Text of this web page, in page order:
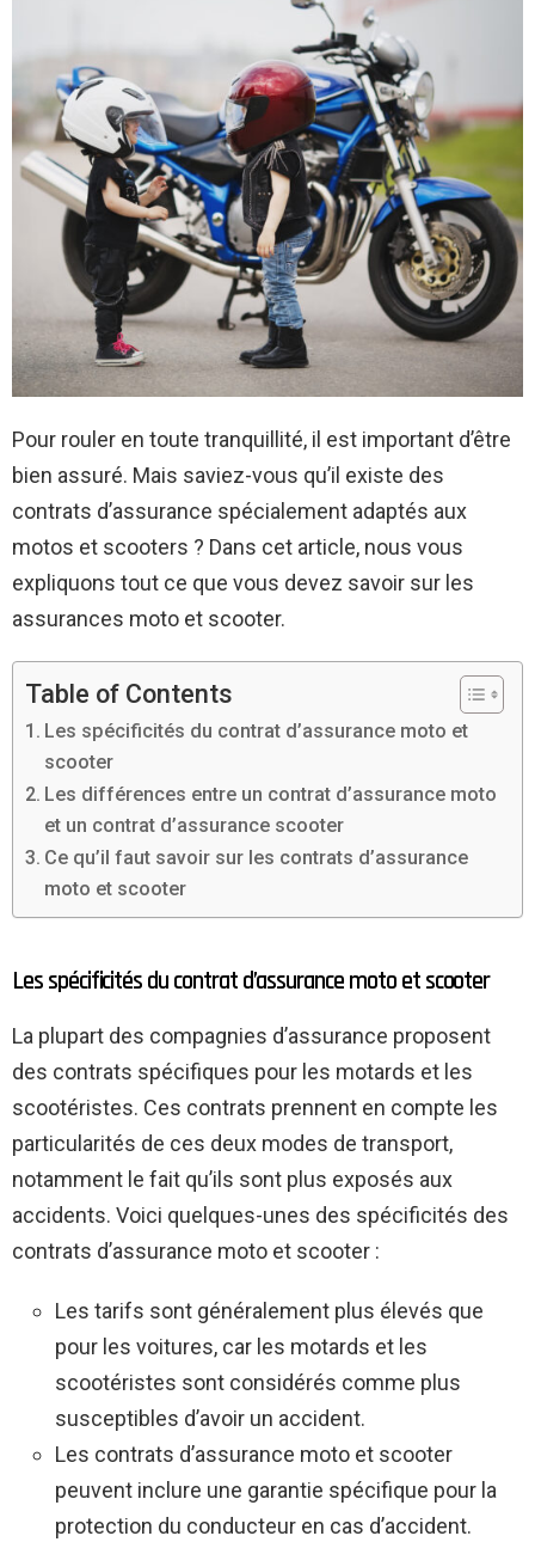
Pour rouler en toute tranquillité, il est important d’être
bien assuré. Mais saviez-vous qu’il existe des
contrats d’assurance spécialement adaptés aux
motos et scooters ? Dans cet article, nous vous
expliquons tout ce que vous devez savoir sur les
assurances moto et scooter.
Table of Contents
Les spécificités du contrat d’assurance moto et
scooter
Les différences entre un contrat d’assurance moto
et un contrat d’assurance scooter
Ce qu’il faut savoir sur les contrats d’assurance
moto et scooter
Les spécificités du contrat d’assurance moto et scooter
La plupart des compagnies d’assurance proposent
des contrats spécifiques pour les motards et les
scootéristes. Ces contrats prennent en compte les
particularités de ces deux modes de transport,
notamment le fait qu’ils sont plus exposés aux
accidents. Voici quelques-unes des spécificités des
contrats d’assurance moto et scooter :
Les tarifs sont généralement plus élevés que
pour les voitures, car les motards et les
scootéristes sont considérés comme plus
susceptibles d’avoir un accident.
Les contrats d’assurance moto et scooter
peuvent inclure une garantie spécifique pour la
protection du conducteur en cas d’accident.